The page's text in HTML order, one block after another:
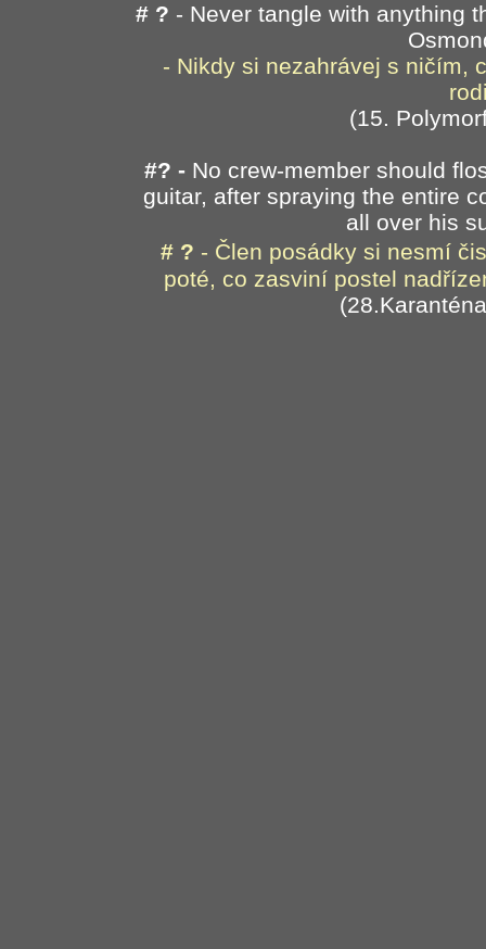
# ? - Never tangle with anything
- Nikdy si nezahrávej s ničím,
(15.
#? - No crew-member should
guitar, after spraying the entire
all over his
# ? - Člen posádky si nesmí
poté, co zasviní postel